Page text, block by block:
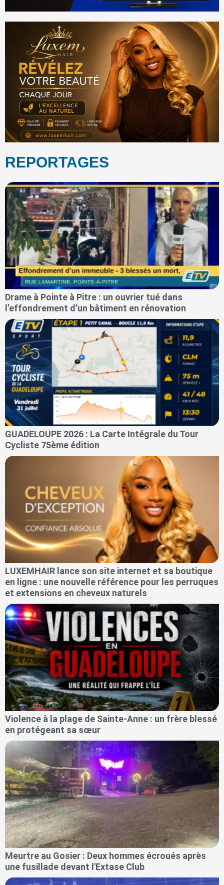
REPORTAGES
Drame à Pointe à Pitre : un ouvrier tué dans
l’effondrement d’un bâtiment en rénovation
GUADELOUPE 2026 : La Carte Intégrale du Tour
Cycliste 75ème édition
LUXEMHAIR lance son site internet et sa boutique
en ligne : une nouvelle référence pour les perruques
et extensions en cheveux naturels
Violence à la plage de Sainte-Anne : un frère blessé
en protégeant sa sœur
Meurtre au Gosier : Deux hommes écroués après
une fusillade devant l'Extase Club